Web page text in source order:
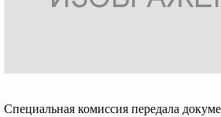
Специальная комиссия передала